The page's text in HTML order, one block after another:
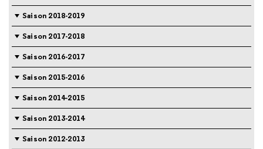
Saison 2018-2019
Saison 2017-2018
Saison 2016-2017
Saison 2015-2016
Saison 2014-2015
Saison 2013-2014
Saison 2012-2013